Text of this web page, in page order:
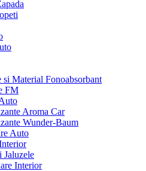
si Material Fonoabsorbant
FM
Aroma Car
Wunder-Baum
Auto
Jaluzele
Interior